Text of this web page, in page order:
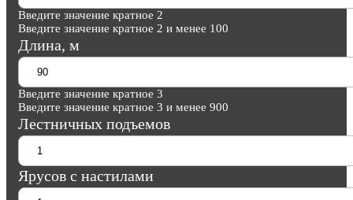
Введите значение кратное 2
Введите значение кратное 2 и менее 100
Длина, м
Введите значение кратное 3
Введите значение кратное 3 и менее 900
Лестничных подъемов
Ярусов с настилами